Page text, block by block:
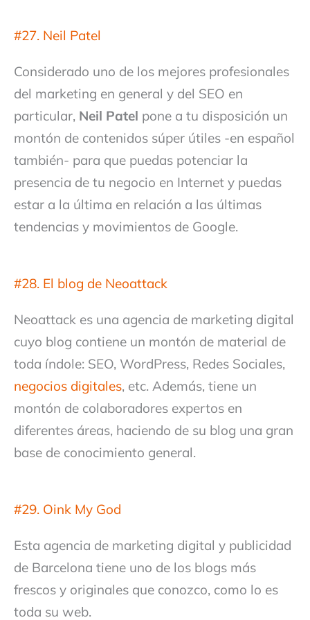
#27. Neil Patel
Considerado uno de los mejores profesionales
del marketing en general y del SEO en
particular, Neil Patel pone a tu disposición un
montón de contenidos súper útiles -en español
también- para que puedas potenciar la
presencia de tu negocio en Internet y puedas
estar a la última en relación a las últimas
tendencias y movimientos de Google.
#28. El blog de Neoattack
Neoattack es una agencia de marketing digital
cuyo blog contiene un montón de material de
toda índole: SEO, WordPress, Redes Sociales,
negocios digitales, etc. Además, tiene un
montón de colaboradores expertos en
diferentes áreas, haciendo de su blog una gran
base de conocimiento general.
#29. Oink My God
Esta agencia de marketing digital y publicidad
de Barcelona tiene uno de los blogs más
frescos y originales que conozco, como lo es
toda su web.